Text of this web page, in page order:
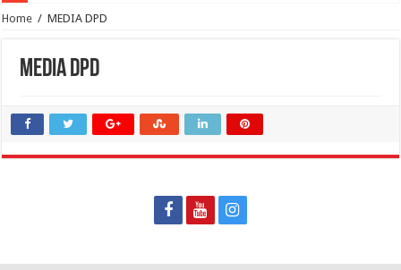
Home / MEDIA DPD
MEDIA DPD